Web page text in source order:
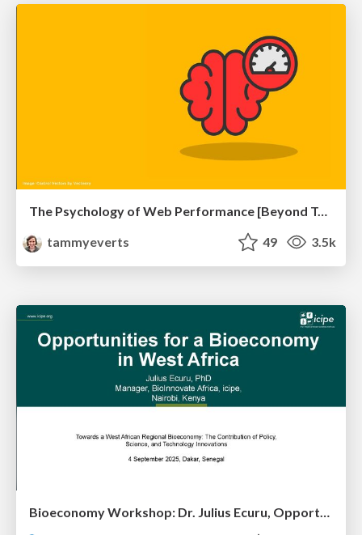
The Psychology of Web Performance [Beyond Tellerrand 2023]
tammyeverts
49 3.5k
Bioeconomy Workshop: Dr. Julius Ecuru, Opportunities for a Bioeconomy in West Africa